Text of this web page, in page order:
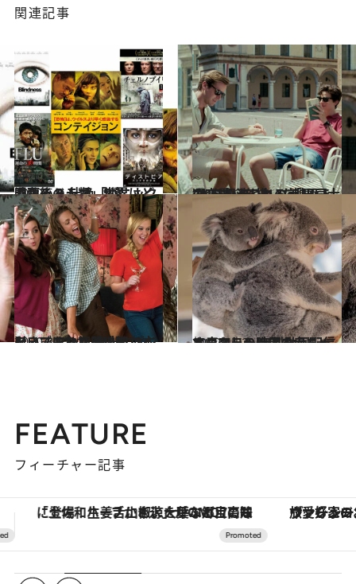
関連記事
2020.5.3
混乱後の人類、世界はどうなる？ 壮絶「パニック映画＆ドラマ」5選
カルチャー 2020.4.27
“人を想うことの美しさ”に心洗われる 「男同士の恋愛」を描いた映画 5選
カルチャー
2020.3.22
引きこもり期間に観たくないですか？ 本当にポジティブになれる映画12本
ビューティ＆ヘルス 2020.4.22
オーストラリアの赤ちゃんコアラ！ 無料動画配信で癒やしの時間を
旅＆お出かけ
FEATURE
フィーチャー記事
ヴァシュロン・コンスタンタン「オーヴァーシーズ・オートマティック」。旅愛好家のお気に入りコレクションから、ジェンダーレスな新作が登場